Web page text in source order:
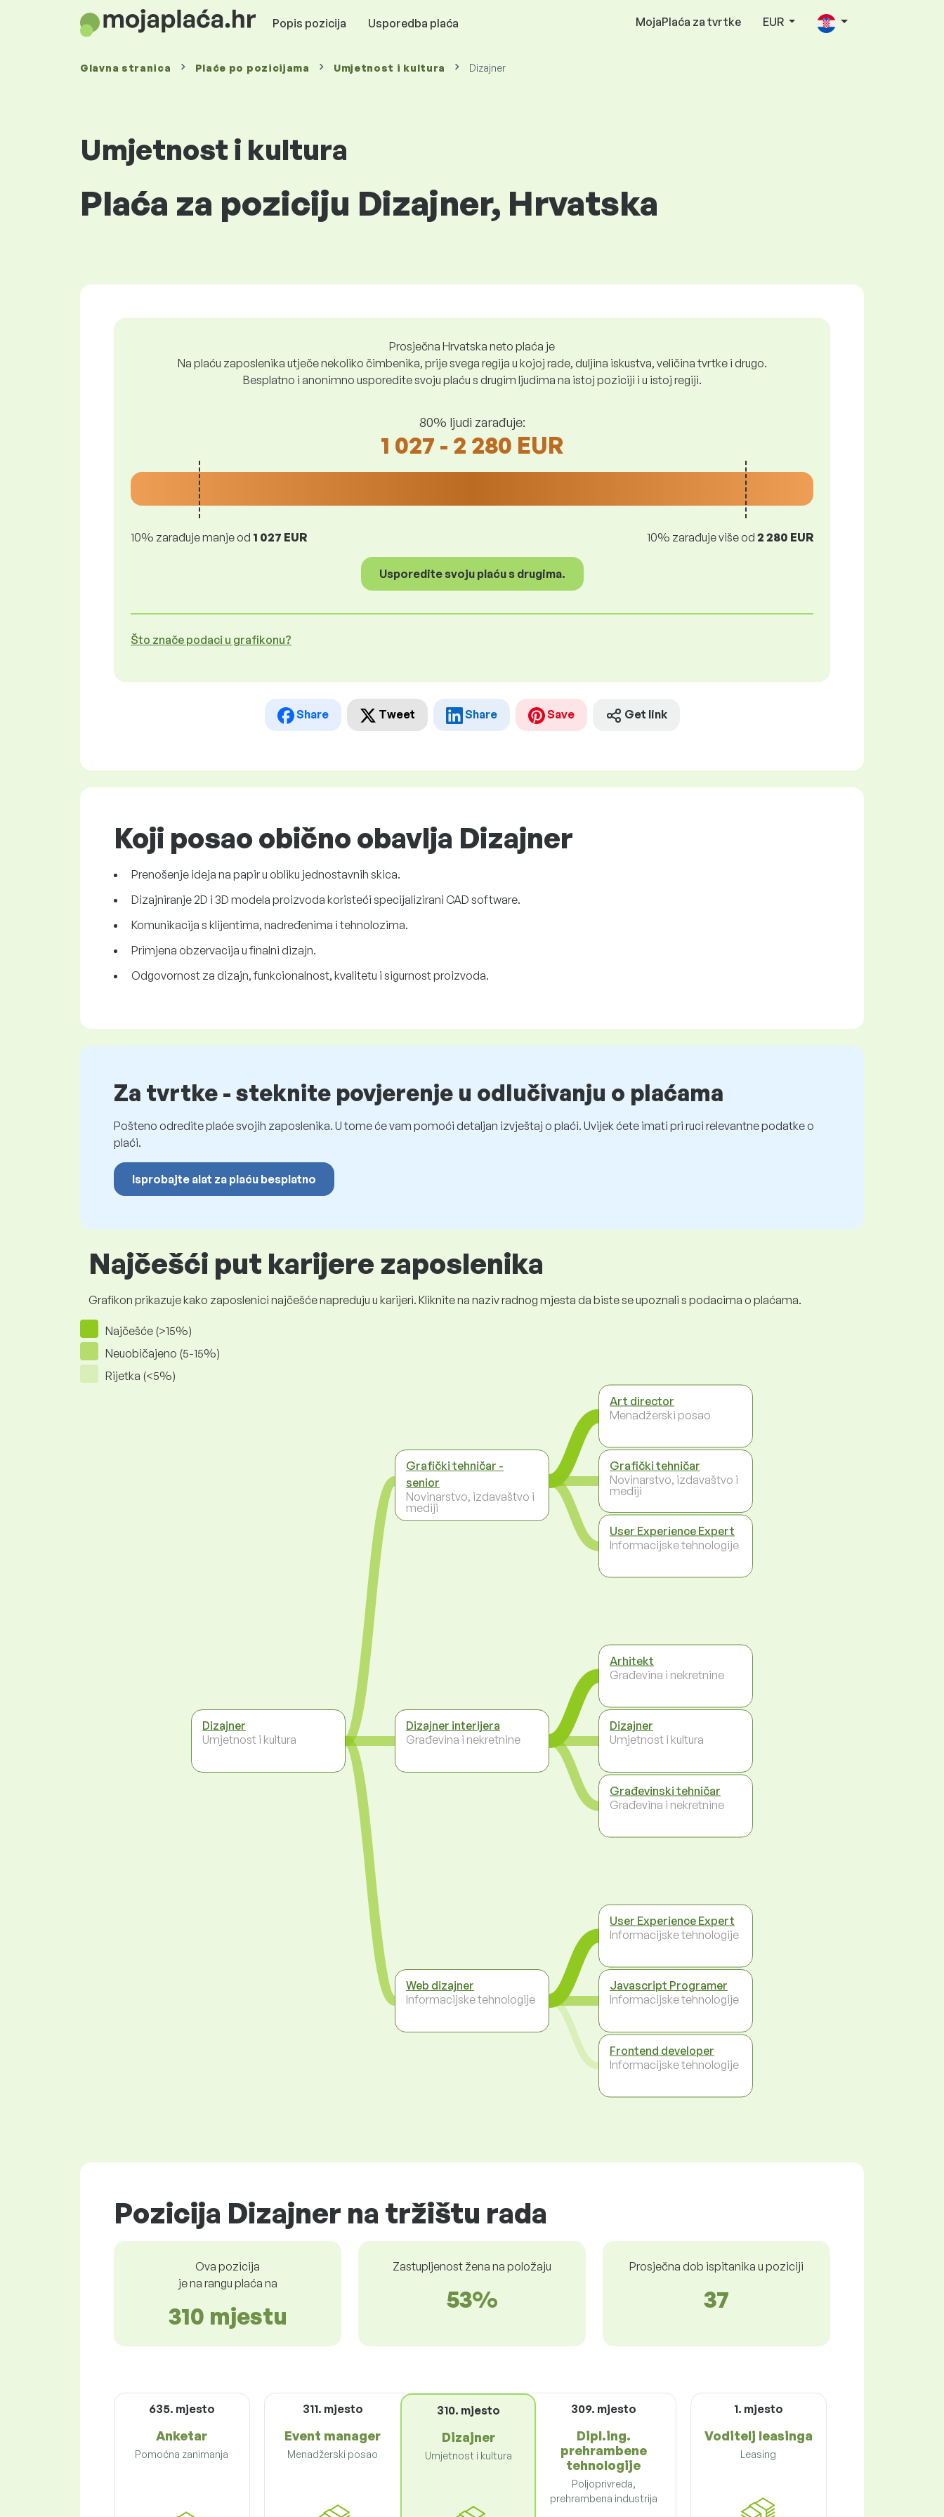
Popis pozicija Usporedba plaća MojaPlaća za tvrtke EUR
Glavna stranica Plaće po pozicijama Umjetnost i kultura Dizajner
Umjetnost i kultura
Plaća za poziciju Dizajner, Hrvatska
Prosječna Hrvatska neto plaća je
Na plaću zaposlenika utječe nekoliko čimbenika, prije svega regija u kojoj rade, duljina iskustva, veličina tvrtke i drugo.
Besplatno i anonimno usporedite svoju plaću s drugim ljudima na istoj poziciji i u istoj regiji.
80% ljudi zarađuje:
1 027 - 2 280 EUR
10% zarađuje manje od 1 027 EUR 10% zarađuje više od 2 280 EUR
Usporedite svoju plaću s drugima.
Što znače podaci u grafikonu?
Share Tweet Share Save Get link
Koji posao obično obavlja Dizajner
Prenošenje ideja na papir u obliku jednostavnih skica.
Dizajniranje 2D i 3D modela proizvoda koristeći specijalizirani CAD software.
Komunikacija s klijentima, nadređenima i tehnolozima.
Primjena obzervacija u finalni dizajn.
Odgovornost za dizajn, funkcionalnost, kvalitetu i sigurnost proizvoda.
Za tvrtke - steknite povjerenje u odlučivanju o plaćama
Pošteno odredite plaće svojih zaposlenika. U tome će vam pomoći detaljan izvještaj o plaći. Uvijek ćete imati pri ruci relevantne podatke o
plaći.
Isprobajte alat za plaću besplatno
Najčešći put karijere zaposlenika
Grafikon prikazuje kako zaposlenici najčešće napreduju u karijeri. Kliknite na naziv radnog mjesta da biste se upoznali s podacima o plaćama.
Najčešće (>15%)
Neuobičajeno (5-15%)
Rijetka (<5%)
Dizajner
Umjetnost i kultura
Grafički tehničar -
senior
Novinarstvo, izdavaštvo i
mediji
Dizajner interijera
Građevina i nekretnine
Web dizajner
Informacijske tehnologije
Art director
Menadžerski posao
Grafički tehničar
Novinarstvo, izdavaštvo i
mediji
User Experience Expert
Informacijske tehnologije
Arhitekt
Građevina i nekretnine
Dizajner
Umjetnost i kultura
Građevinski tehničar
Građevina i nekretnine
User Experience Expert
Informacijske tehnologije
Javascript Programer
Informacijske tehnologije
Frontend developer
Informacijske tehnologije
Pozicija Dizajner na tržištu rada
Ova pozicija
je na rangu plaća na
310 mjestu
Zastupljenost žena na položaju
53%
Prosječna dob ispitanika u poziciji
37
635. mjesto
Anketar
Pomoćna zanimanja
311. mjesto
Event manager
Menadžerski posao
310. mjesto
Dizajner
Umjetnost i kultura
309. mjesto
Dipl.ing.
prehrambene
tehnologije
Poljoprivreda,
prehrambena industrija
1. mjesto
Voditelj leasinga
Leasing